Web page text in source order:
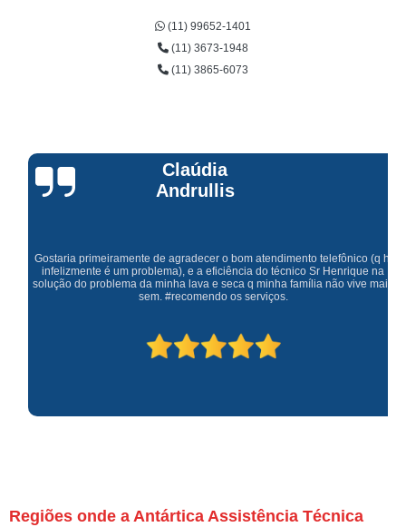
(11) 99652-1401
(11) 3673-1948
(11) 3865-6073
Claúdia
Andrullis
Gostaria primeiramente de agradecer o bom atendimento telefônico (q hj
infelizmente é um problema), e a eficiência do técnico Sr Henrique na
solução do problema da minha lava e seca q minha família não vive mais
sem. #recomendo os serviços.
Regiões onde a Antártica Assistência Técnica